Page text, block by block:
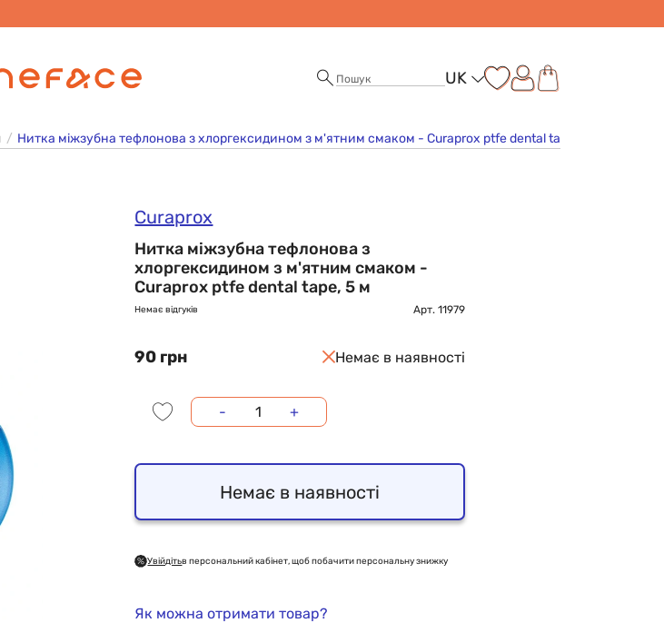
UK
Нитка міжзубна тефлонова з хлоргексидином з м'ятним смаком - Curaprox ptfe dental tape, 5 м
Curaprox
Нитка міжзубна тефлонова з
хлоргексидином з м'ятним смаком -
Curaprox ptfe dental tape, 5 м
Немає відгуків Арт. 11979
90 грн Немає в наявності
- +
Немає в наявності
Увійдітьв персональний кабінет, щоб побачити персональну знижку
Як можна отримати товар?